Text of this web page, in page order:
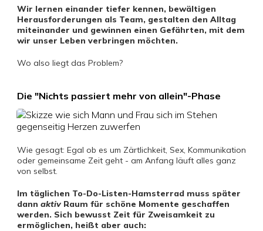
Wir lernen einander tiefer kennen, bewältigen
Herausforderungen als Team, gestalten den Alltag
miteinander und gewinnen einen Gefährten, mit dem
wir unser Leben verbringen möchten.
Wo also liegt das Problem?
Die "Nichts passiert mehr von allein"-Phase
Wie gesagt: Egal ob es um Zärtlichkeit, Sex, Kommunikation
oder gemeinsame Zeit geht - am Anfang läuft alles ganz
von selbst.
Im täglichen To-Do-Listen-Hamsterrad muss später
dann aktivRaum für schöne Momente geschaffen
werden. Sich bewusst Zeit für Zweisamkeit zu
ermöglichen, heißt aber auch: